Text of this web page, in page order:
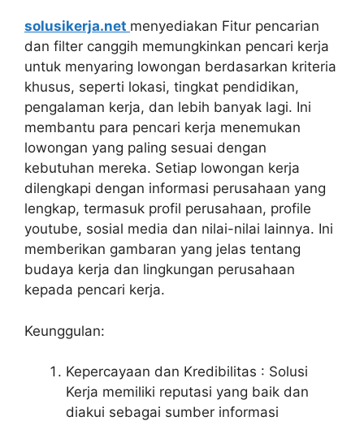
solusikerja.net menyediakan Fitur pencarian
dan filter canggih memungkinkan pencari kerja
untuk menyaring lowongan berdasarkan kriteria
khusus, seperti lokasi, tingkat pendidikan,
pengalaman kerja, dan lebih banyak lagi. Ini
membantu para pencari kerja menemukan
lowongan yang paling sesuai dengan
kebutuhan mereka. Setiap lowongan kerja
dilengkapi dengan informasi perusahaan yang
lengkap, termasuk profil perusahaan, profile
youtube, sosial media dan nilai-nilai lainnya. Ini
memberikan gambaran yang jelas tentang
budaya kerja dan lingkungan perusahaan
kepada pencari kerja.
Keunggulan:
Kepercayaan dan Kredibilitas : Solusi
Kerja memiliki reputasi yang baik dan
diakui sebagai sumber informasi